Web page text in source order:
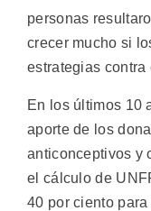
personas
crecer mucho si
estrategias contra
En los últimos 10
aporte de los
anticonceptivos y
el cálculo de
40 por ciento para